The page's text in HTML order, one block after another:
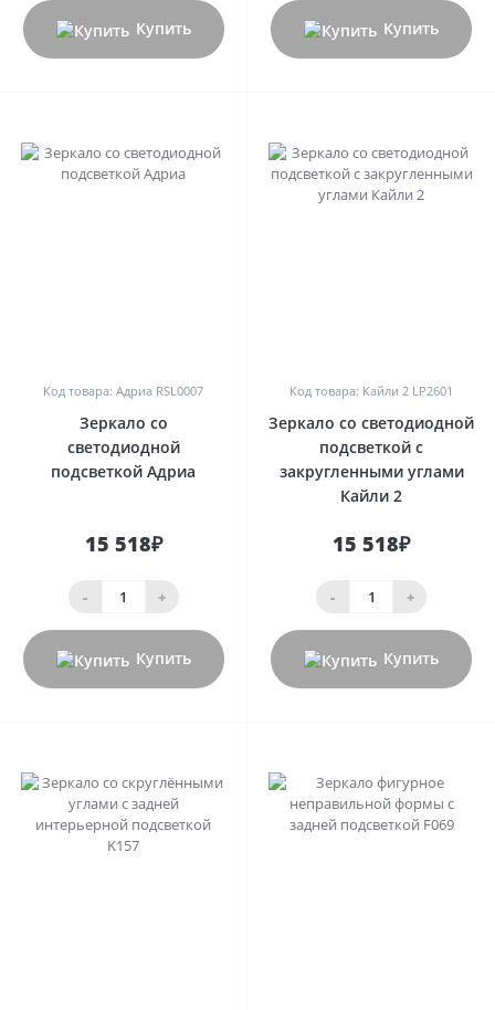
Купить Купить
Код товара: Адриа RSL0007
Зеркало со
светодиодной
подсветкой Адриа
15 518₽
- +
Купить
Код товара: Кайли 2 LP2601
Зеркало со светодиодной
подсветкой с
закругленными углами
Кайли 2
15 518₽
- +
Купить